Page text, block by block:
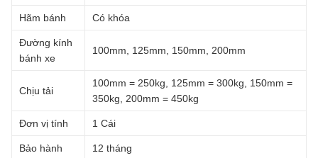
Hãm bánh Có khóa
Đường kính
bánh xe
100mm, 125mm, 150mm, 200mm
Chịu tải
100mm = 250kg, 125mm = 300kg, 150mm =
350kg, 200mm = 450kg
Đơn vị tính 1 Cái
Bảo hành 12 tháng